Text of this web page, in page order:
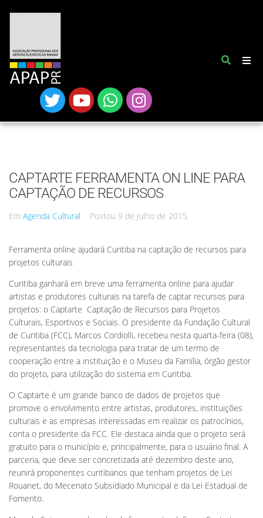
CAPTARTE FERRAMENTA ON LINE PARA
CAPTAÇÃO DE RECURSOS
Em Agenda Cultural Postou 9 de julho de 2015
Ferramenta online ajudará Curitiba na captação de recursos para
projetos culturais
Curitiba ganhará em breve uma ferramenta online para ajudar
artistas e produtores culturais na tarefa de captar recursos para
projetos: o Captarte  Captação de Recursos para Projetos
Culturais, Esportivos e Sociais. O presidente da Fundação Cultural
de Curitiba (FCC), Marcos Cordiolli, recebeu nesta quarta-feira (08),
representantes da tecnologia para tratar de um termo de
cooperação entre a instituição e o Museu da Família, órgão gestor
do projeto, para utilização do sistema em Curitiba.
O Captarte é um grande banco de dados de projetos que
promove o envolvimento entre artistas, produtores, instituições
culturais e as empresas interessadas em realizar os patrocínios,
conta o presidente da FCC. Ele destaca ainda que o projeto será
gratuito para o município e, principalmente, para o usuário final. A
parceria, que deve ser concretizada até dezembro deste ano,
reunirá proponentes curitibanos que tenham projetos de Lei
Rouanet, do Mecenato Subsidiado Municipal e da Lei Estadual de
Fomento.